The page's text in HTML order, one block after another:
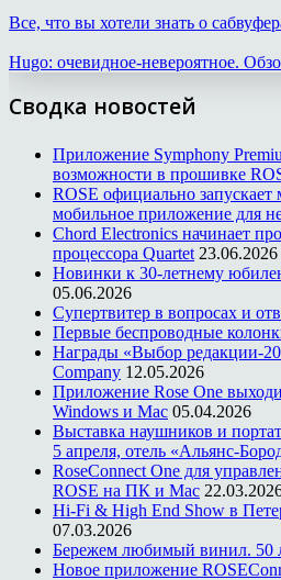
Все, что вы хотели знать о
Hugo: очевидное-невероятное.
Сводка новостей
Приложение Symphony
возможности в прошивке
ROSE официально
мобильное приложение для
Chord Electronics начинает
процессора Quartet 23.06.2026
Новинки к 30-летнему
05.06.2026
Супертвитер в вопросах и
Первые беспроводные
Награды «Выбор редакции-
Company 12.05.2026
Приложение Rose One
Windows и Mac 05.04.2026
Выставка наушников и
5 апреля, отель «Альянс-
RoseConnect One для
ROSE на ПК и Mac
Hi-Fi & High End Show в
07.03.2026
Бережем любимый винил. 50
Новое приложение